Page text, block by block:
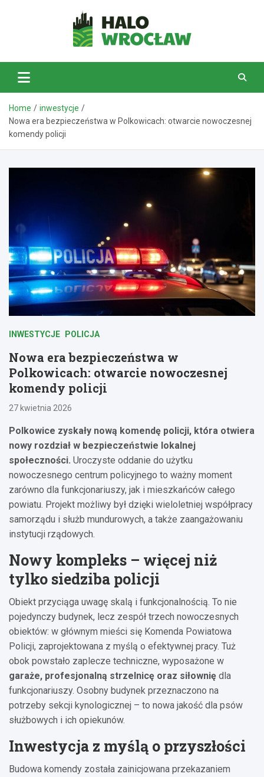
HaloWrocław.pl
Home
inwestycje
Nowa era bezpieczeństwa w Polkowicach: otwarcie nowoczesnej
komendy policji
INWESTYCJE POLICJA
Nowa era bezpieczeństwa w
Polkowicach: otwarcie nowoczesnej
komendy policji
27 kwietnia 2026
Polkowice zyskały nową komendę policji, która otwiera
nowy rozdział w bezpieczeństwie lokalnej
społeczności. Uroczyste oddanie do użytku
nowoczesnego centrum policyjnego to ważny moment
zarówno dla funkcjonariuszy, jak i mieszkańców całego
powiatu. Projekt możliwy był dzięki wieloletniej współpracy
samorządu i służb mundurowych, a także zaangażowaniu
instytucji rządowych.
Nowy kompleks – więcej niż
tylko siedziba policji
Obiekt przyciąga uwagę skalą i funkcjonalnością. To nie
pojedynczy budynek, lecz zespół trzech nowoczesnych
obiektów: w głównym mieści się Komenda Powiatowa
Policji, zaprojektowana z myślą o efektywnej pracy. Tuż
obok powstało zaplecze techniczne, wyposażone w
garaże, profesjonalną strzelnicę oraz siłownię dla
funkcjonariuszy. Osobny budynek przeznaczono na
potrzeby sekcji kynologicznej – to nowa jakość dla psów
służbowych i ich opiekunów.
Inwestycja z myślą o przyszłości
Budowa komendy została zainicjowana przekazaniem